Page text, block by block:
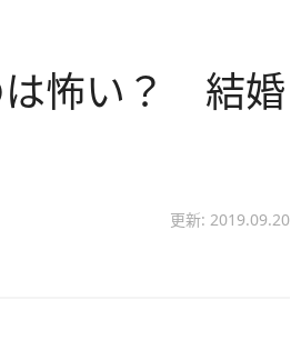
は怖い？ 結婚
更新: 2019.09.20